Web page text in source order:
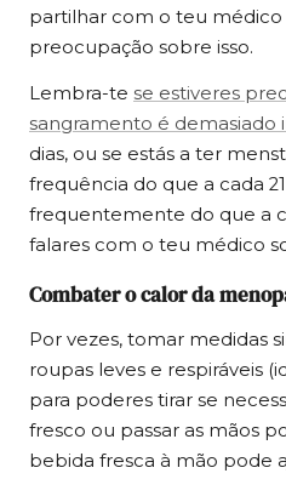
partilhar com o teu médico
preocupação sobre isso.
Lembra-te se estiveres
sangramento é demasiado
dias, ou se estás a ter
frequência do que a cada
frequentemente do que a
falares com o teu médico
Combater o calor da
Por vezes, tomar medidas
roupas leves e respiráveis
para poderes tirar se
fresco ou passar as mãos
bebida fresca à mão pode